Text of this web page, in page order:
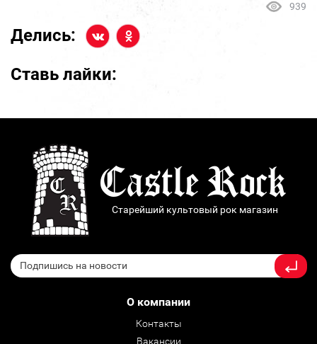
939
Делись:
Ставь лайки:
Старейший культовый рок магазин
О компании
Контакты
Вакансии